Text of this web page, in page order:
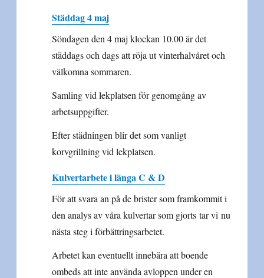
Städdag 4 maj
Söndagen den 4 maj klockan 10.00 är det
städdags och dags att röja ut vinterhalvåret och
välkomna sommaren.
Samling vid lekplatsen för genomgång av
arbetsuppgifter.
Efter städningen blir det som vanligt
korvgrillning vid lekplatsen.
Kulvertarbete i länga C & D
För att svara an på de brister som framkommit i
den analys av våra kulvertar som gjorts tar vi nu
nästa steg i förbättringsarbetet.
Arbetet kan eventuellt innebära att boende
ombeds att inte använda avloppen under en